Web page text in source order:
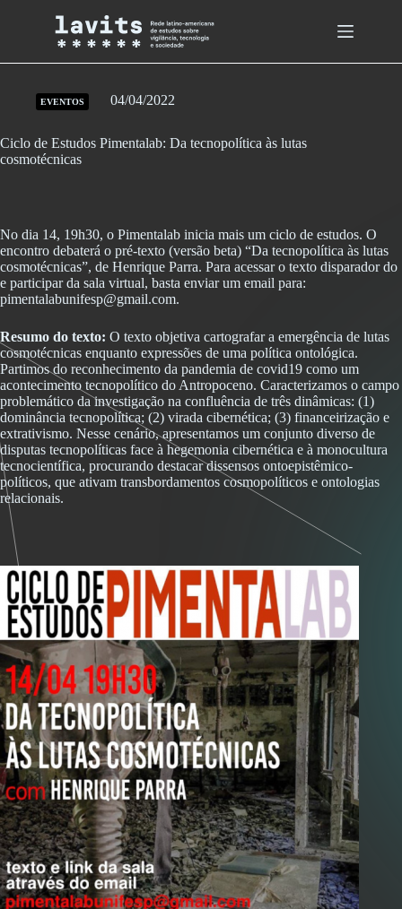
EVENTOS 04/04/2022
Ciclo de Estudos Pimentalab: Da tecnopolítica às lutas
cosmotécnicas
No dia 14, 19h30, o Pimentalab inicia mais um ciclo de estudos. O
encontro debaterá o pré-texto (versão beta) “Da tecnopolítica às lutas
cosmotécnicas”, de Henrique Parra. Para acessar o texto disparador do
e participar da sala virtual, basta enviar um email para:
pimentalabunifesp@gmail.com.
Resumo do texto: O texto objetiva cartografar a emergência de lutas
cosmotécnicas enquanto expressões de uma política ontológica.
Partimos do reconhecimento da pandemia de covid19 como um
acontecimento tecnopolítico do Antropoceno. Caracterizamos o campo
problemático da investigação na confluência de três dinâmicas: (1)
dominância tecnopolítica; (2) virada cibernética; (3) financeirização e
extrativismo. Nesse cenário, apresentamos um conjunto diverso de
disputas tecnopolíticas face à hegemonia cibernética e à monocultura
tecnocientífica, procurando destacar dissensos ontoepistêmico-
políticos, que ativam transbordamentos cosmopolíticos e ontologias
relacionais.